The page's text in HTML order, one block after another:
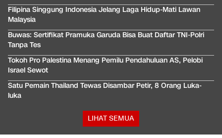
Filipina Singgung Indonesia Jelang Laga Hidup-Mati Lawan
Malaysia
Buwas: Sertifikat Pramuka Garuda Bisa Buat Daftar TNI-Polri
Tanpa Tes
Tokoh Pro Palestina Menang Pemilu Pendahuluan AS, Pelobi
Israel Sewot
Satu Pemain Thailand Tewas Disambar Petir, 8 Orang Luka-
luka
LIHAT SEMUA